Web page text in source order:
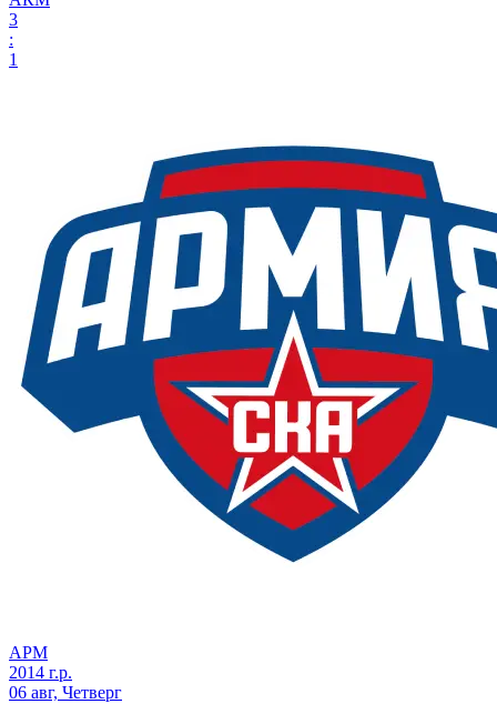
3
:
1
АРМ
2014 г.р.
06 авг, Четверг